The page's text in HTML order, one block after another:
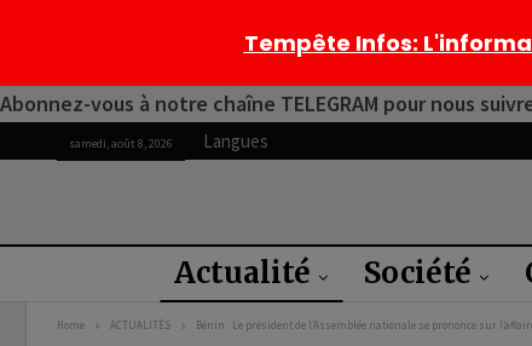
Abonnez-vous à notre chaîne TELEGRAM pour nous
samedi, août 8, 2026 Langues
Actualité Société
Home ACTUALITÉS Bénin : Le président de l’Assemblée nationale se prononce sur
Tempête Infos: